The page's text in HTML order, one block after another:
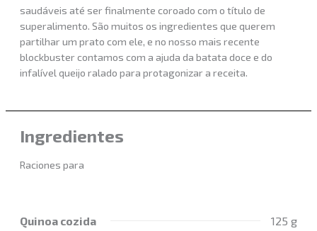
saudáveis ​​até ser finalmente coroado com o título de
superalimento. São muitos os ingredientes que querem
partilhar um prato com ele, e no nosso mais recente
blockbuster contamos com a ajuda da batata doce e do
infalível queijo ralado para protagonizar a receita.
Ingredientes
Raciones para
Quinoa cozida 125 g